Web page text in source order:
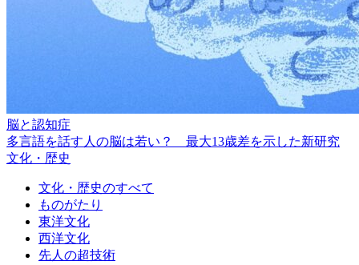
脳と認知症
多言語を話す人の脳は若い？ 最大13歳差を示した新研究
文化・歴史
文化・歴史のすべて
ものがたり
東洋文化
西洋文化
先人の超技術